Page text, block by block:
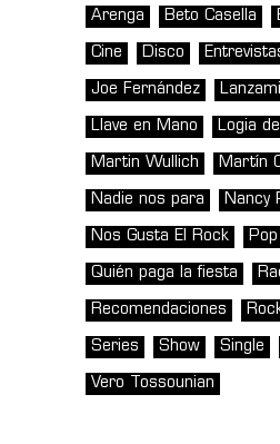
Arenga Beto Casella
Cine Disco
Joe Fernández
Llave en Mano Logia
Martin Wullich Martín
Nadie nos para Nancy
Nos Gusta El Rock Pop
Quién paga la fiesta
Recomendaciones
Series Show Single
Vero Tossounian